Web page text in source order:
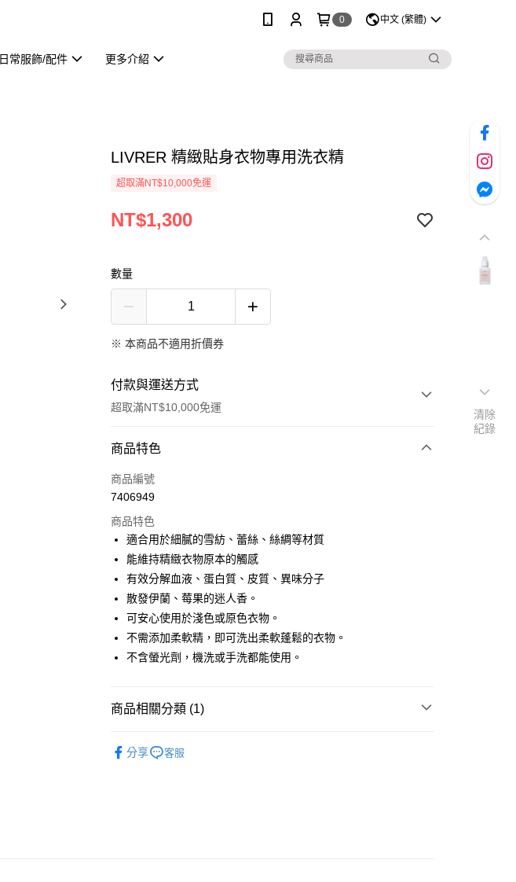
0 中文 (繁體)
日常服飾/配件 更多介紹
LIVRER 精緻貼身衣物專用洗衣精
超取滿NT$10,000免運
NT$1,300
數量
※ 本商品不適用折價券
付款與運送方式
超取滿NT$10,000免運
付款方式
信用卡一次付款
LINE Pay
Apple Pay
Google Pay
運送方式
每筆NT$80，滿NT$10,000(含以上)免運費
商品特色
商品編號
7406949
商品特色
適合用於細膩的雪紡、蕾絲、絲綢等材質
能維持精緻衣物原本的觸感
有效分解血液、蛋白質、皮質、異味分子
散發伊蘭、莓果的迷人香。
可安心使用於淺色或原色衣物。
不需添加柔軟精，即可洗出柔軟蓬鬆的衣物。
不含螢光劑，機洗或手洗都能使用。
商品相關分類 (1)
分享
客服
清除
紀錄